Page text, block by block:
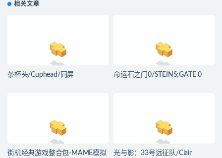
相关文章
茶杯头/Cuphead/同屏 命运石之门0/STEINS;GATE 0
街机经典游戏整合包-MAME模拟
光与影：33号远征队/Clair